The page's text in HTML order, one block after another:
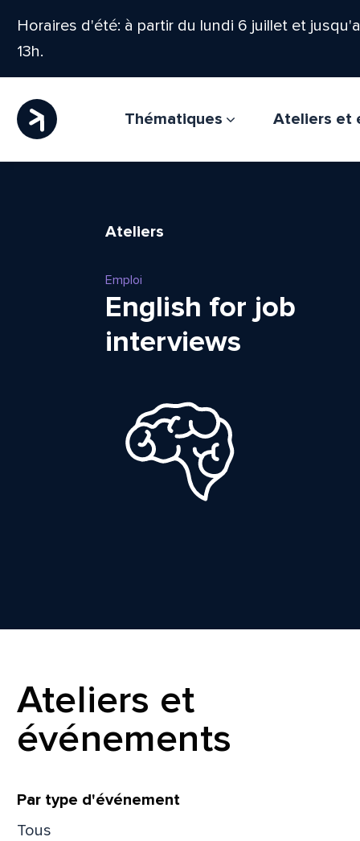
Horaires d'été: à partir du lundi 6 juillet et
13h.
Thématiques Ateliers et
Ateliers
Emploi
English for job
interviews
Ateliers et
événements
Filtrer
Par type d'événement
Tous